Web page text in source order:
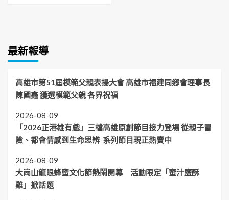
最新報導
高雄市第51屆模範父親表揚大會 高雄市福建同鄉會理事長
陳國鑫 獲選模範父親 各界祝福
2026-08-09
「2026正港雄有戲」三檔高雄原創節目接力登場 從親子冒
險、都會情感到生命思辨 系列節目現正熱賣中
2026-08-09
大崗山龍眼蜂蜜文化節熱鬧開幕 活動限定「蜜汁鹽酥
雞」掀話題